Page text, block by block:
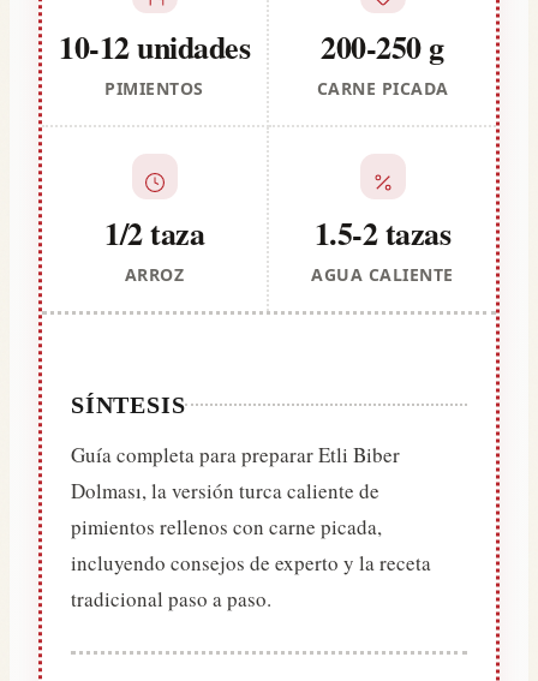
10-12 unidades
PIMIENTOS
200-250 g
CARNE PICADA
1/2 taza
ARROZ
1.5-2 tazas
AGUA CALIENTE
SÍNTESIS
Guía completa para preparar Etli Biber
Dolması, la versión turca caliente de
pimientos rellenos con carne picada,
incluyendo consejos de experto y la receta
tradicional paso a paso.